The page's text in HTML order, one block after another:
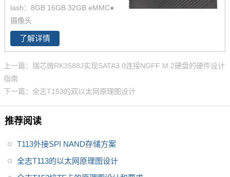
lash：8GB 16GB 32GB eMMC●
摄像头
了解详情
上一篇：瑞芯微RK3588J实现SATA3.0连接NGFF M.2硬盘的硬件设计
指南
下一篇：全志T153的双以太网原理图设计
推荐阅读
T113外接SPI NAND存储方案
全志T113的以太网原理图设计